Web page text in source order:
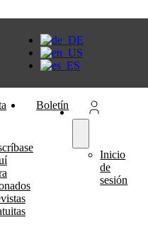
Boletín
Inicio
de
sesión